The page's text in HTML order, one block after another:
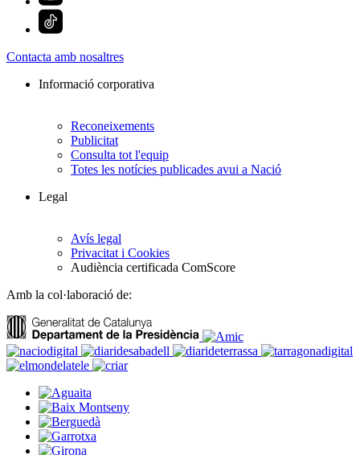
Contacta amb nosaltres
Informació corporativa
Reconeixements
Publicitat
Consulta tot l'equip
Totes les notícies publicades avui a Nació
Legal
Avís legal
Privacitat i Cookies
Audiència certificada ComScore
Amb la col·laboració de: